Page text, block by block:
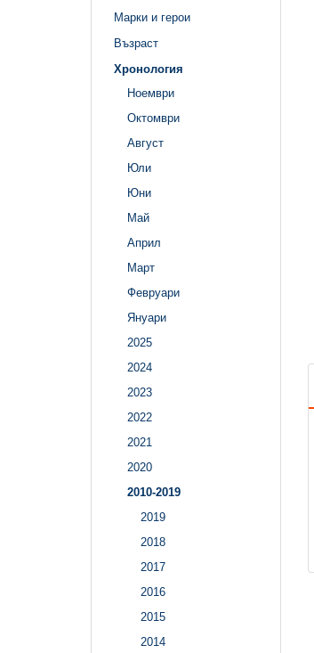
Марки и герои
Възраст
Хронология
Ноември
Октомври
Август
Юли
Юни
Май
Април
Март
Февруари
Януари
2025
2024
2023
2022
2021
2020
2010-2019
2019
2018
2017
2016
2015
2014